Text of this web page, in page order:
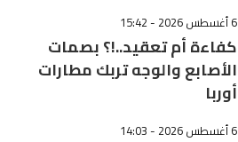
6 أغسطس 2026 - 15:42
كفاءة أم تعقيد..!؟ بصمات
الأصابع والوجه تربك مطارات
أوربا
6 أغسطس 2026 - 14:03